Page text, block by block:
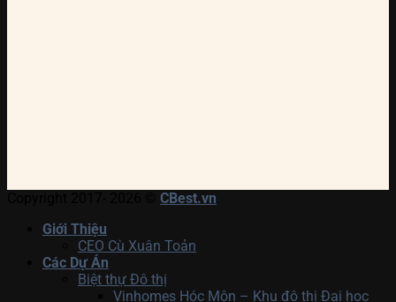
CBest.vn
Giới Thiệu
CEO Cù Xuân Toản
Các Dự Án
Biệt thự Đô thị
Vinhomes Hóc Môn – Khu đô thị Đại học